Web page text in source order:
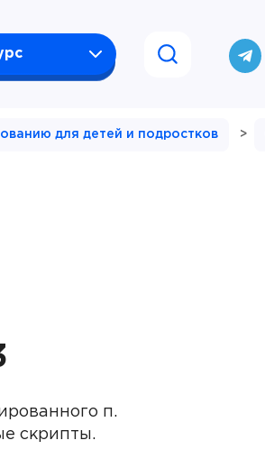
для детей и подростков >
п.
скрипты.